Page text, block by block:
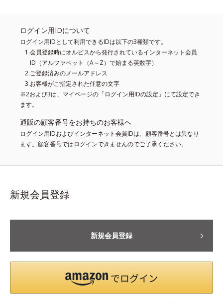
ログイン用IDについて
ログイン用IDとして利用できるIDは以下の3種類です。
会員登録時にオルビスから発行されているインターネット会員
ID（アルファベット（A～Z）で始まる英数字）
ご登録済みのメールアドレス
お客様がご指定された任意の文字
※2および3は、マイページの「ログイン用IDの設定」にて設定でき
ます。
通販の顧客番号をお持ちのお客様へ
ログイン用IDおよびインターネット会員IDは、顧客番号とは異なり
ます。顧客番号ではログインできませんのでご了承ください。
新規会員登録
新規会員登録